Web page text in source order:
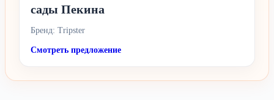
сады Пекина
Бренд: Tripster
Смотреть предложение